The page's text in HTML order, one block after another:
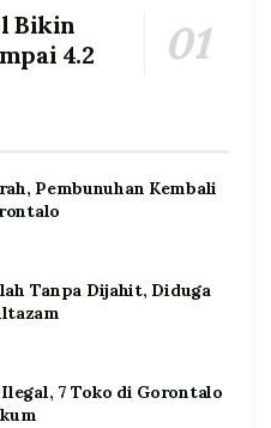
Bikin
4.2
Pembunuhan Kembali
Tanpa Dijahit, Diduga
7 Toko di Gorontalo